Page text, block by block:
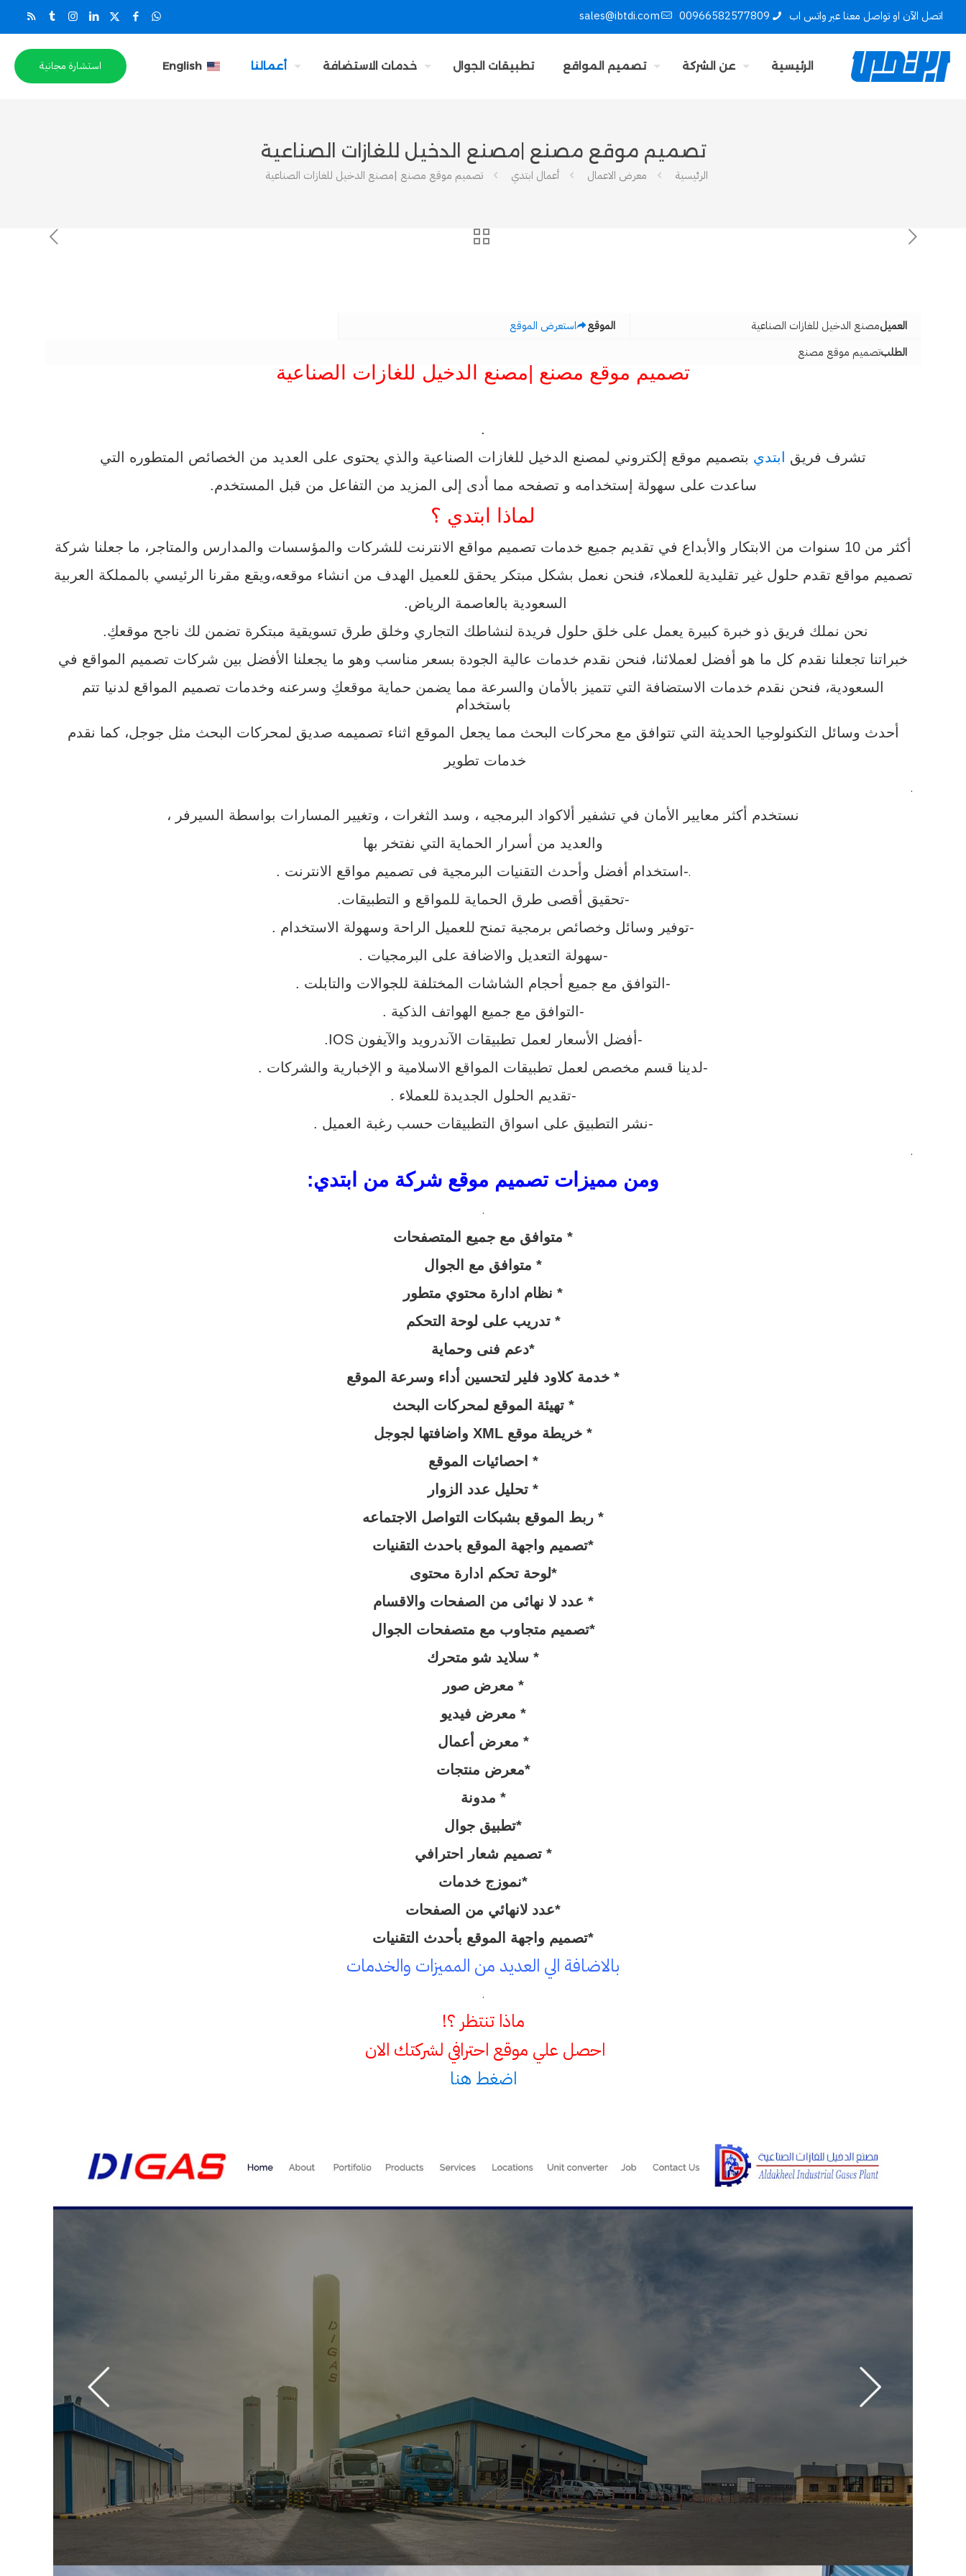
اتصل الآن او تواصل معنا عبر واتس اب 00966582577809
sales@ibtdi.com
الرئيسية عن الشركة تصميم المواقع تطبيقات الجوال خدمات الاستضافة أعمالنا English استشارة مجانية
تصميم موقع مصنع |مصنع الدخيل للغازات الصناعية
الرئيسية معرض الاعمال أعمال ابتدي تصميم موقع مصنع |مصنع الدخيل للغازات الصناعية
العميلمصنع الدخيل للغازات الصناعية الموقع
استعرض الموقع
الطلبتصميم موقع مصنع
تصميم موقع مصنع |مصنع الدخيل للغازات الصناعية
.
تشرف فريق ابتدي بتصميم موقع إلكتروني لمصنع الدخيل للغازات الصناعية والذي يحتوى على العديد من الخصائص المتطوره التي
ساعدت على سهولة إستخدامه و تصفحه مما أدى إلى المزيد من التفاعل من قبل المستخدم.
لماذا ابتدي ؟
أكثر من 10 سنوات من الابتكار والأبداع في تقديم جميع خدمات تصميم مواقع الانترنت للشركات والمؤسسات والمدارس والمتاجر، ما جعلنا شركة
تصميم مواقع تقدم حلول غير تقليدية للعملاء، فنحن نعمل بشكل مبتكر يحقق للعميل الهدف من انشاء موقعه،ويقع مقرنا الرئيسي بالمملكة العربية
السعودية بالعاصمة الرياض.
نحن نملك فريق ذو خبرة كبيرة يعمل على خلق حلول فريدة لنشاطك التجاري وخلق طرق تسويقية مبتكرة تضمن لك ناجح موقعكِ.
خبراتنا تجعلنا نقدم كل ما هو أفضل لعملائنا، فنحن نقدم خدمات عالية الجودة بسعر مناسب وهو ما يجعلنا الأفضل بين شركات تصميم المواقع في
السعودية، فنحن نقدم خدمات الاستضافة التي تتميز بالأمان والسرعة مما يضمن حماية موقعكِ وسرعنه وخدمات تصميم المواقع لدنيا تتم
باستخدام
أحدث وسائل التكنولوجيا الحديثة التي تتوافق مع محركات البحث مما يجعل الموقع اثناء تصميمه صديق لمحركات البحث مثل جوجل، كما نقدم
خدمات تطوير
.
نستخدم أكثر معايير الأمان في تشفير ألاكواد البرمجيه ، وسد الثغرات ، وتغيير المسارات بواسطة السيرفر ،
والعديد من أسرار الحماية التي نفتخر بها
.-استخدام أفضل وأحدث التقنيات البرمجية فى تصميم مواقع الانترنت .
-تحقيق أقصى طرق الحماية للمواقع و التطبيقات.
-توفير وسائل وخصائص برمجية تمنح للعميل الراحة وسهولة الاستخدام .
-سهولة التعديل والاضافة على البرمجيات .
-التوافق مع جميع أحجام الشاشات المختلفة للجوالات والتابلت .
-التوافق مع جميع الهواتف الذكية .
-أفضل الأسعار لعمل تطبيقات الآندرويد والآيفون IOS.
-لدينا قسم مخصص لعمل تطبيقات المواقع الاسلامية و الإخبارية والشركات .
-تقديم الحلول الجديدة للعملاء .
-نشر التطبيق على اسواق التطبيقات حسب رغبة العميل .
.
ومن مميزات تصميم موقع شركة من ابتدي:
.
* متوافق مع جميع المتصفحات
* متوافق مع الجوال
* نظام ادارة محتوي متطور
* تدريب على لوحة التحكم
*دعم فنى وحماية
* خدمة كلاود فلير لتحسين أداء وسرعة الموقع
* تهيئة الموقع لمحركات البحث
* خريطة موقع XML واضافتها لجوجل
* احصائيات الموقع
* تحليل عدد الزوار
* ربط الموقع بشبكات التواصل الاجتماعه
*تصميم واجهة الموقع باحدث التقنيات
*لوحة تحكم ادارة محتوى
* عدد لا نهائى من الصفحات والاقسام
*تصميم متجاوب مع متصفحات الجوال
* سلايد شو متحرك
* معرض صور
* معرض فيديو
* معرض أعمال
*معرض منتجات
* مدونة
*تطبيق جوال
* تصميم شعار احترافي
*نموزج خدمات
*عدد لانهائي من الصفحات
*تصميم واجهة الموقع بأحدث التقنيات
بالاضافة الي العديد من المميزات والخدمات
.
ماذا تنتظر ؟!
احصل علي موقع احترافي لشركتك الان
اضغط هنا